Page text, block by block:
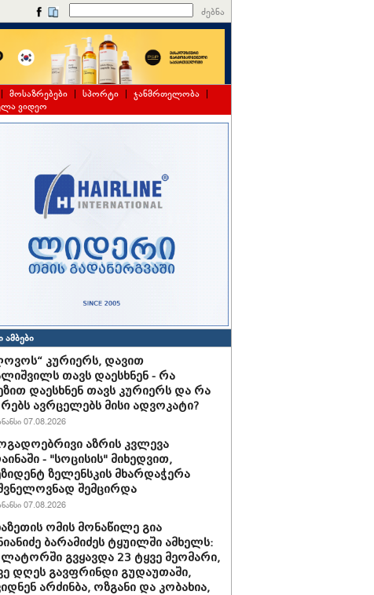
ძებნა
| მოსაზრებები | სპორტი | ჯანმრთელობა |
ვიდეო
ამბები
კურიერს, დავით
თავს დაესხნენ - რა
დაესხნენ თავს კურიერს და რა
ავრცელებს მისი ადვოკატი?
07.08.2026
აზრის კვლევა
- "სოცისის" მიხედვით,
ზელენსკის მხარდაჭერა
შემცირდა
07.08.2026
ომის მონაწილე გია
ბარამიძეს ტყუილში ამხელს:
გვყავდა 23 ტყვე მეომარი,
დღეს გავფრინდი გუდაუთაში,
არძინბა, ოზგანი და კობახია,